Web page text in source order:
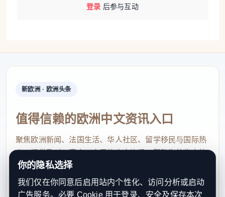
登录 后参与互动
新欧洲 · 欧洲头条
值得信赖的欧洲中文资讯入口
聚焦欧洲新闻、法国生活、华人社区、留学移民与国际热
点，提供及时、真实、实用的中文资讯，帮助海外华人快
速了解欧洲动态。
contact@xinouzhou.com
你的隐私选择
我们仅在你同意后启用站内个性化、访问分析或启动
广告服务。必要 Cookie 用于登录、安全及保存本次